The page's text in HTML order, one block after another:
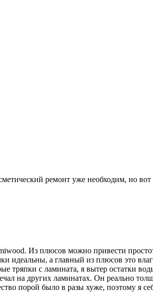
ремонт уже необходим, но
Из плюсов можно привести
идеальны, а главный из плюсов это
тряпки с ламината, я вытер остатки
на других ламинатах. Он реально
порой было в разы хуже, поэтому я